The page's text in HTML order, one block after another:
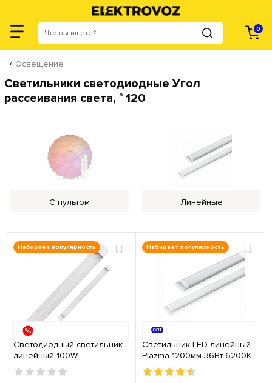
0
Освещение
Светильники светодиодные Угол
рассеивания света, ° 120
С пультом Линейные
Набирает популярность
Светодиодный светильник
линейный 100W
рассеиватель призма
9500Lm 6500K 1,2m Ardero
Набирает популярность
Cветильник LED линейный
Plazma 1200мм 36Вт 6200K